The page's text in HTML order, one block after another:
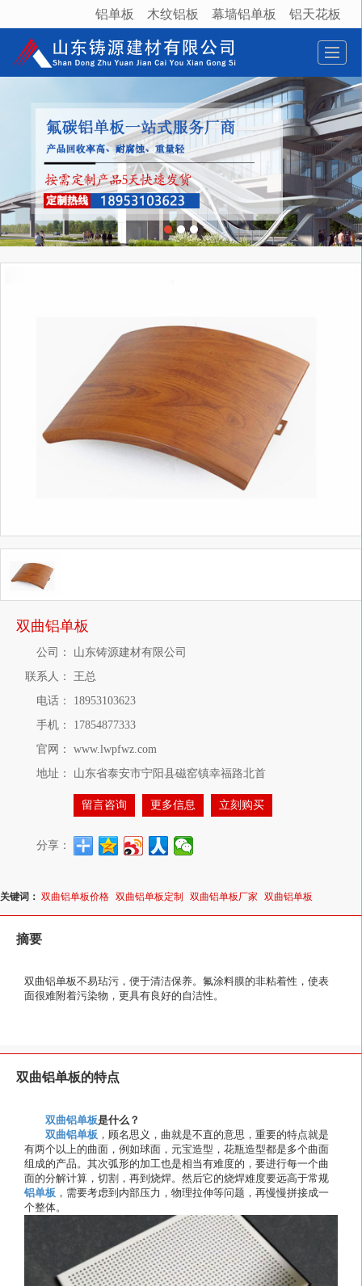
很遗憾，因您的浏览器版本过低导致无法获得最佳浏览体验，推荐下载安装谷歌浏览器！
铝单板 木纹铝板 幕墙铝单板 铝天花板
双曲铝单板
公司：
山东铸源建材有限公司
联系人：
王总
电话：
18953103623
手机：
17854877333
官网：
www.lwpfwz.com
地址：
山东省泰安市宁阳县磁窑镇幸福路北首
留言咨询 更多信息 立刻购买
分享：
关键词： 双曲铝单板价格 双曲铝单板定制 双曲铝单板厂家 双曲铝单板
摘要
双曲铝单板不易玷污，便于清洁保养。氟涂料膜的非粘着性，使表
面很难附着污染物，更具有良好的自洁性。
双曲铝单板的特点
双曲铝单板是什么？
双曲铝单板 ，顾名思义，曲就是不直的意思，重要的特点就是
有两个以上的曲面，例如球面，元宝造型，花瓶造型都是多个曲面
组成的产品。其次弧形的加工也是相当有难度的，要进行每一个曲
面的分解计算，切割，再到烧焊。然后它的烧焊难度要远高于常规
铝单板 ，需要考虑到内部压力，物理拉伸等问题，再慢慢拼接成一
个整体。